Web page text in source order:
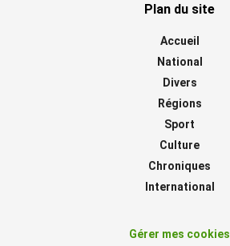
Plan du site
Accueil
National
Divers
Régions
Sport
Culture
Chroniques
International
Gérer mes cookies